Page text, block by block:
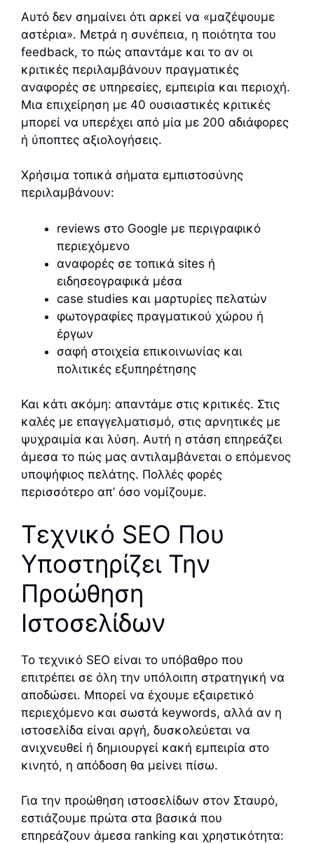
Αυτό δεν σημαίνει ότι αρκεί να «μαζέψουμε
αστέρια». Μετρά η συνέπεια, η ποιότητα του
feedback, το πώς απαντάμε και το αν οι
κριτικές περιλαμβάνουν πραγματικές
αναφορές σε υπηρεσίες, εμπειρία και περιοχή.
Μια επιχείρηση με 40 ουσιαστικές κριτικές
μπορεί να υπερέχει από μία με 200 αδιάφορες
ή ύποπτες αξιολογήσεις.
Χρήσιμα τοπικά σήματα εμπιστοσύνης
περιλαμβάνουν:
reviews στο Google με περιγραφικό
περιεχόμενο
αναφορές σε τοπικά sites ή
ειδησεογραφικά μέσα
case studies και μαρτυρίες πελατών
φωτογραφίες πραγματικού χώρου ή
έργων
σαφή στοιχεία επικοινωνίας και
πολιτικές εξυπηρέτησης
Και κάτι ακόμη: απαντάμε στις κριτικές. Στις
καλές με επαγγελματισμό, στις αρνητικές με
ψυχραιμία και λύση. Αυτή η στάση επηρεάζει
άμεσα το πώς μας αντιλαμβάνεται ο επόμενος
υποψήφιος πελάτης. Πολλές φορές
περισσότερο απ’ όσο νομίζουμε.
Τεχνικό SEO Που
Υποστηρίζει Την
Προώθηση
Ιστοσελίδων
Το τεχνικό SEO είναι το υπόβαθρο που
επιτρέπει σε όλη την υπόλοιπη στρατηγική να
αποδώσει. Μπορεί να έχουμε εξαιρετικό
περιεχόμενο και σωστά keywords, αλλά αν η
ιστοσελίδα είναι αργή, δυσκολεύεται να
ανιχνευθεί ή δημιουργεί κακή εμπειρία στο
κινητό, η απόδοση θα μείνει πίσω.
Για την προώθηση ιστοσελίδων στον Σταυρό,
εστιάζουμε πρώτα στα βασικά που
επηρεάζουν άμεσα ranking και χρηστικότητα: